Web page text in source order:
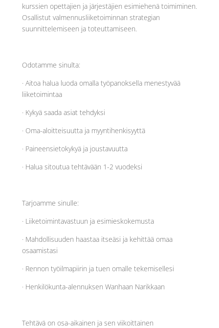
kurssien opettajien ja järjestäjien esimiehenä toimiminen.
Osallistut valmennusliiketoiminnan strategian
suunnittelemiseen ja toteuttamiseen.
Odotamme sinulta:
· Aitoa halua luoda omalla työpanoksella menestyvää
liiketoimintaa
· Kykyä saada asiat tehdyksi
· Oma-aloitteisuutta ja myyntihenkisyyttä
· Paineensietokykyä ja joustavuutta
· Halua sitoutua tehtävään 1-2 vuodeksi
Tarjoamme sinulle:
· Liiketoimintavastuun ja esimieskokemusta
· Mahdollisuuden haastaa itseäsi ja kehittää omaa
osaamistasi
· Rennon työilmapiirin ja tuen omalle tekemisellesi
· Henkilökunta-alennuksen Wanhaan Narikkaan
Tehtävä on osa-aikainen ja sen viikoittainen